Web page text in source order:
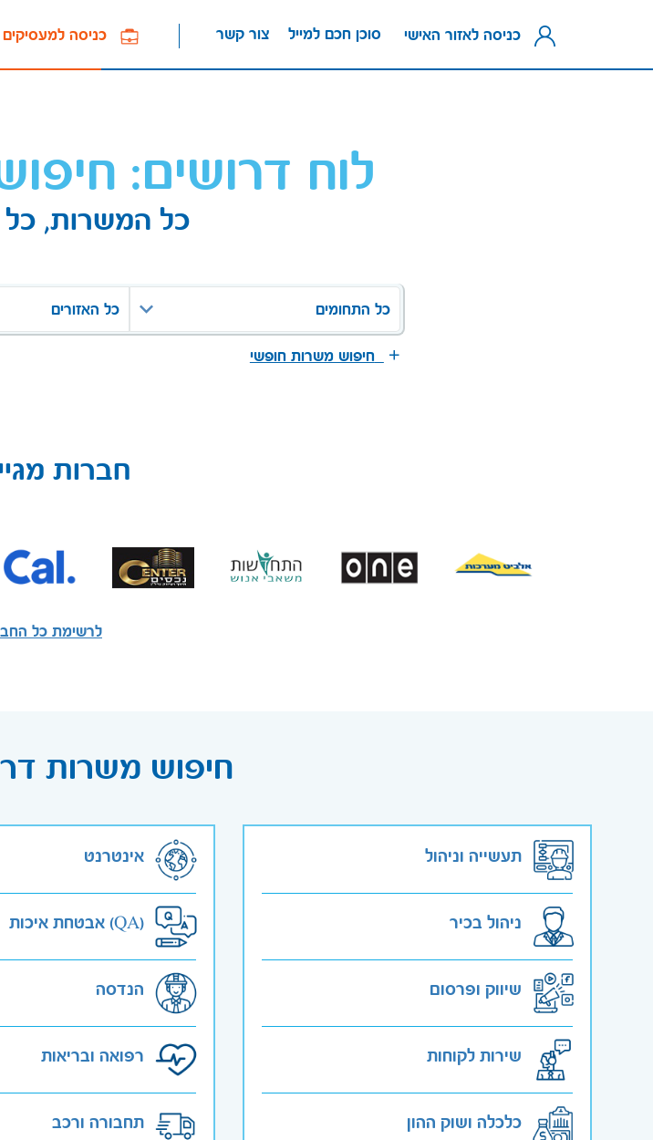
כניסה למעסיקים צור קשר סוכן חכם למייל כניסה לאזור האישי
לוח דרושים:
כל המשרות, כל
כל התחומים כל האזורים
חיפוש משרות חופשי
חברות
לרשימת כל
חיפוש משרות
תעשייה וניהול
ניהול בכיר
שיווק ופרסום
שירות לקוחות
כלכלה ושוק ההון
אינטרנט
אבטחת איכות (QA)
הנדסה
רפואה ובריאות
תחבורה ורכב